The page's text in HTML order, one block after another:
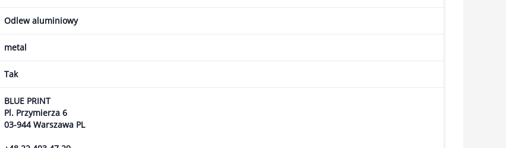
Odlew aluminiowy
metal
Tak
BLUE PRINT
Pl. Przymierza 6
03-944 Warszawa PL